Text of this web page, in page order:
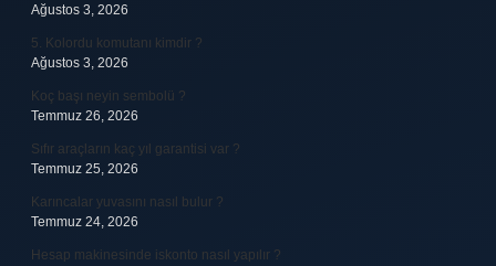
Ağustos 3, 2026
5. Kolordu komutanı kimdir ?
Ağustos 3, 2026
Koç başı neyin sembolü ?
Temmuz 26, 2026
Sıfır araçların kaç yıl garantisi var ?
Temmuz 25, 2026
Karıncalar yuvasını nasıl bulur ?
Temmuz 24, 2026
Hesap makinesinde iskonto nasıl yapılır ?